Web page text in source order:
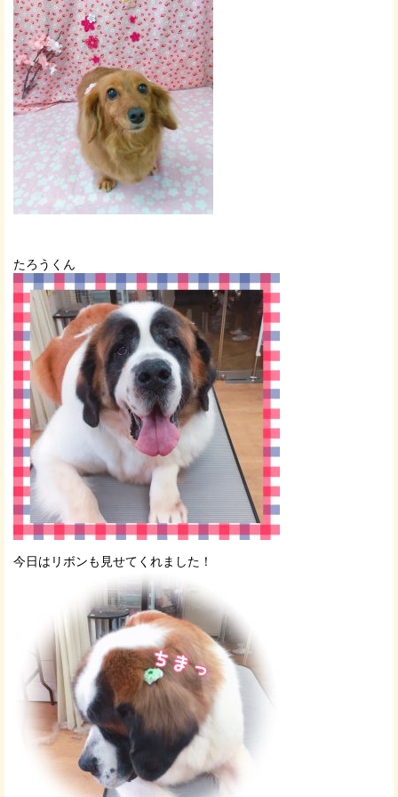
たろうくん
今日はリボンも見せてくれました！